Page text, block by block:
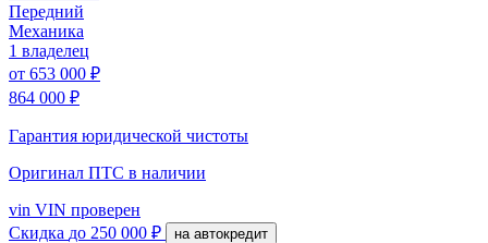
Передний
Механика
1 владелец
от 653 000 ₽
864 000 ₽
Гарантия юридической чистоты
Оригинал ПТС в наличии
vin VIN проверен
Скидка до 250 000 ₽ на автокредит